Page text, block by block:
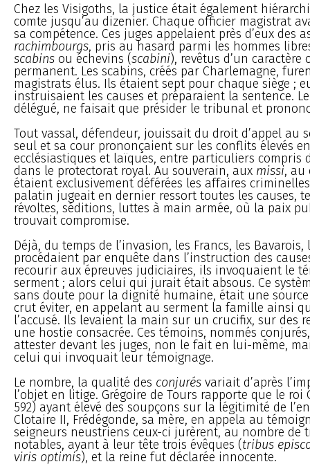
Chez les Visigoths, la justice était également
comte jusqu’au dizenier. Chaque officier magistrat
sa compétence. Ces juges appelaient près d’eux des
rachimbourgs, pris au hasard parmi les hommes
scabins ou échevins (scabini), revêtus d’un caractère
permanent. Les scabins, créés par Charlemagne,
magistrats élus. Ils étaient sept pour chaque siège ;
instruisaient les causes et préparaient la sentence.
délégué, ne faisait que présider le tribunal et
Tout vassal, défendeur, jouissait du droit d’appel au
seul et sa cour prononçaient sur les conflits élevés
ecclésiastiques et laïques, entre particuliers compris
dans le protectorat royal. Au souverain, aux missi, au
étaient exclusivement déférées les affaires
palatin jugeait en dernier ressort toutes les causes,
révoltes, séditions, luttes à main armée, où la paix
trouvait compromise.
Déjà, du temps de l’invasion, les Francs, les Bavarois,
procédaient par enquête dans l’instruction des
recourir aux épreuves judiciaires, ils invoquaient le
serment ; alors celui qui jurait était absous. Ce
sans doute pour la dignité humaine, était une source
crut éviter, en appelant au serment la famille ainsi
l’accusé. Ils levaient la main sur un crucifix, sur des
une hostie consacrée. Ces témoins, nommés
attester devant les juges, non le fait en lui-même,
celui qui invoquait leur témoignage.
Le nombre, la qualité des conjurés variait d’après
l’objet en litige. Grégoire de Tours rapporte que le roi
592) ayant élevé des soupçons sur la légitimité de
Clotaire II, Frédégonde, sa mère, en appela au
seigneurs neustriens ceux-ci jurèrent, au nombre de
notables, ayant à leur tête trois évêques (tribus
viris optimis), et la reine fut déclarée innocente.